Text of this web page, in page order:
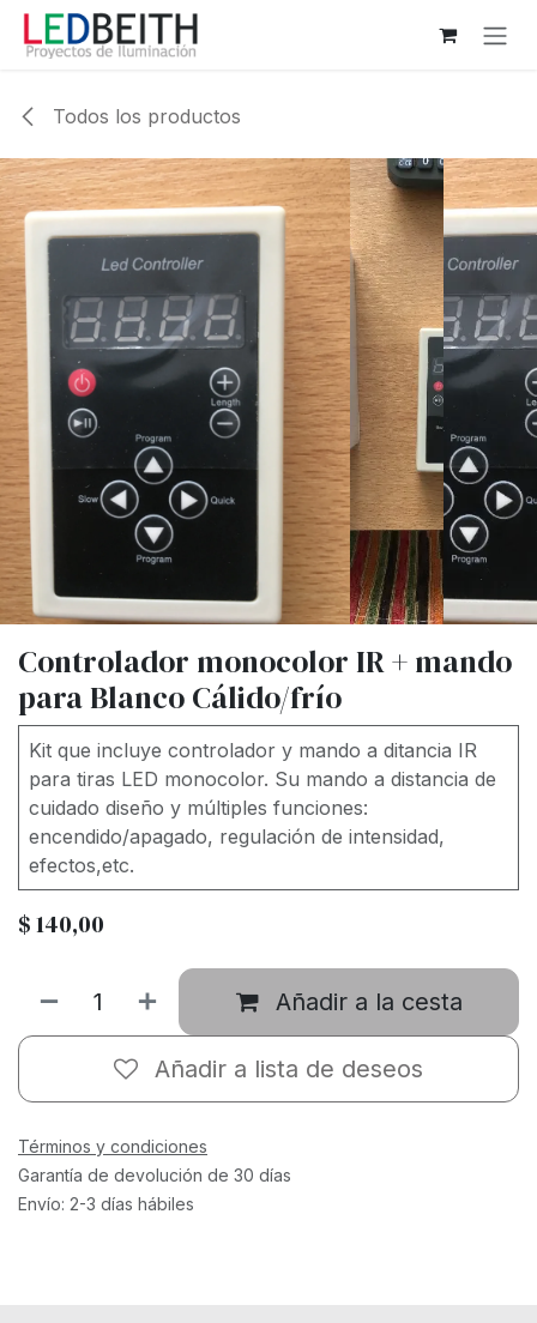
Ir al contenido
Todos los productos
Controlador monocolor IR + mando
para Blanco Cálido/frío
Kit que incluye controlador y mando a ditancia IR
para tiras LED monocolor. Su mando a distancia de
cuidado diseño y múltiples funciones:
encendido/apagado, regulación de intensidad,
efectos,etc.
$140,00
Añadir a la cesta
Añadir a lista de deseos
Términos y condiciones
Garantía de devolución de 30 días
Envío: 2-3 días hábiles